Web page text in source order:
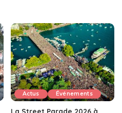
Actus Événements
La Street Parade 2026 à